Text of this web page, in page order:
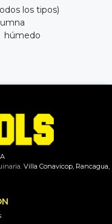
los tipos)
húmedo
Villa Conavicop, Rancagua,